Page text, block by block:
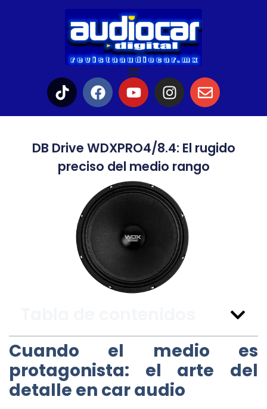
DB Drive WDXPRO4/8.4: El rugido
preciso del medio rango
Cuando el medio es
protagonista: el arte del
detalle en car audio